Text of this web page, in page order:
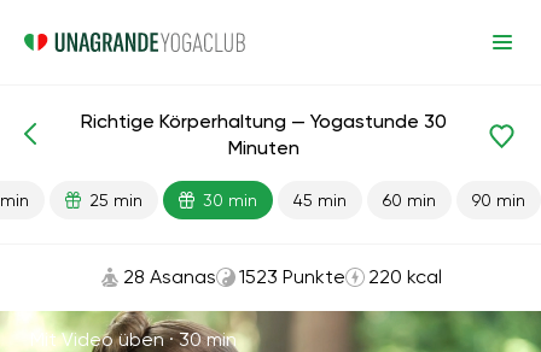
Zurück
Richtige Körperhaltung — Yogastunde 30
Minuten
25 min 30 min 45 min 60 min 90 min
28 Asanas 1523 Punkte 220 kcal
Mit Video üben ·30 min